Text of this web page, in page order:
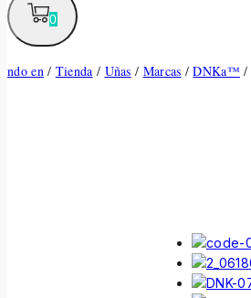
0
ndo en / Tienda / Uñas / Marcas / DNKa™ /